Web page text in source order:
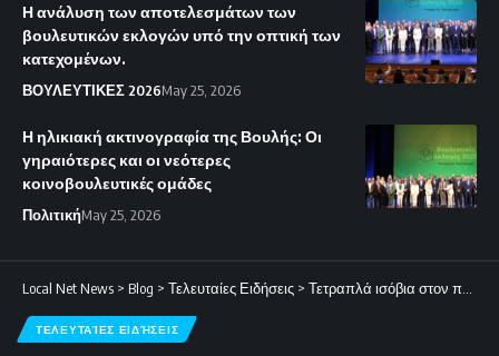
Η ανάλυση των αποτελεσμάτων των
βουλευτικών εκλογών υπό την οπτική των
κατεχομένων.
ΒΟΥΛΕΥΤΙΚΕΣ 2026May 25, 2026
Η ηλικιακή ακτινογραφία της Βουλής: Οι
γηραιότερες και οι νεότερες
κοινοβουλευτικές ομάδες
ΠολιτικήMay 25, 2026
Local Net News > Blog > Τελευταίες Ειδήσεις > Τετραπλά ισόβια στον πρώην αστυνομικό της Βουλής για τη σεξουαλική κακοποίηση των παιδιών του.
ΤΕΛΕΥΤΑΊΕΣ ΕΙΔΉΣΕΙΣ